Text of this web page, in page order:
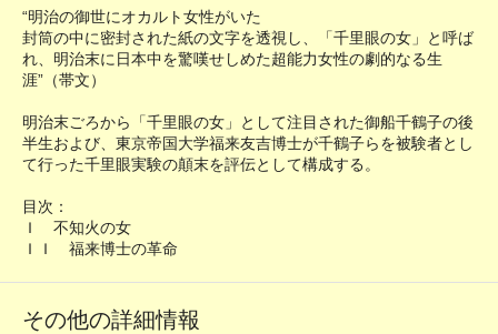
“明治の御世にオカルト女性がいた
封筒の中に密封された紙の文字を透視し、「千里眼の女」と呼ば
れ、明治末に日本中を驚嘆せしめた超能力女性の劇的なる生
涯”（帯文）
明治末ごろから「千里眼の女」として注目された御船千鶴子の後
半生および、東京帝国大学福来友吉博士が千鶴子らを被験者とし
て行った千里眼実験の顛末を評伝として構成する。
目次：
Ｉ 不知火の女
ＩＩ 福来博士の革命
その他の詳細情報